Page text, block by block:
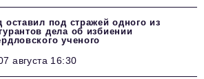
оставил под стражей одного из
дела об избиении
ученого
августа 16:30